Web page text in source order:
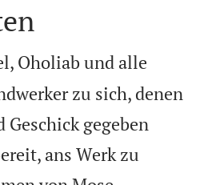
Oholiab und alle
zu sich, denen
gegeben
ans Werk zu